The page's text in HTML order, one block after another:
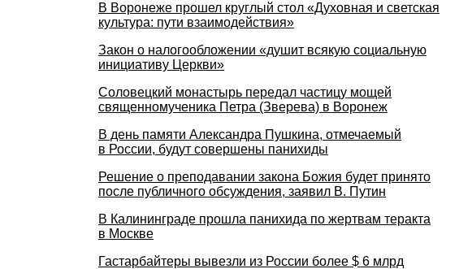
В Воронеже прошел круглый стол «Духовная и светская
культура: пути взаимодействия»
Закон о налогообложении «душит всякую социальную
инициативу Церкви»
Соловецкий монастырь передал частицу мощей
священномученика Петра (Зверева) в Воронеж
В день памяти Александра Пушкина, отмечаемый
в России, будут совершены панихиды
Решение о преподавании закона Божия будет принято
после публичного обсуждения, заявил В. Путин
В Калининграде прошла панихида по жертвам теракта
в Москве
Гастарбайтеры вывезли из России более $ 6 млрд